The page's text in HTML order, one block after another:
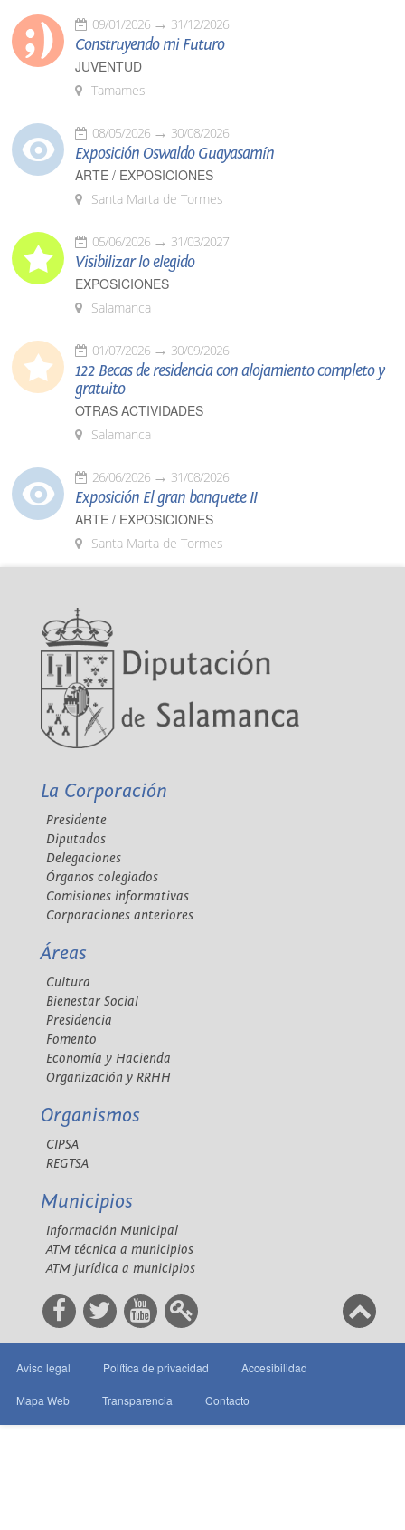
09/01/2026 31/12/2026
Construyendo mi Futuro
JUVENTUD
Tamames
08/05/2026 30/08/2026
Exposición Oswaldo Guayasamín
ARTE / EXPOSICIONES
Santa Marta de Tormes
05/06/2026 31/03/2027
Visibilizar lo elegido
EXPOSICIONES
Salamanca
01/07/2026 30/09/2026
122 Becas de residencia con alojamiento completo y
gratuito
OTRAS ACTIVIDADES
Salamanca
26/06/2026 31/08/2026
Exposición El gran banquete II
ARTE / EXPOSICIONES
Santa Marta de Tormes
La Corporación
Presidente
Diputados
Delegaciones
Órganos colegiados
Comisiones informativas
Corporaciones anteriores
Áreas
Cultura
Bienestar Social
Presidencia
Fomento
Economía y Hacienda
Organización y RRHH
Organismos
CIPSA
REGTSA
Municipios
Información Municipal
ATM técnica a municipios
ATM jurídica a municipios
Aviso legal Política de privacidad Accesibilidad
Mapa Web Transparencia Contacto